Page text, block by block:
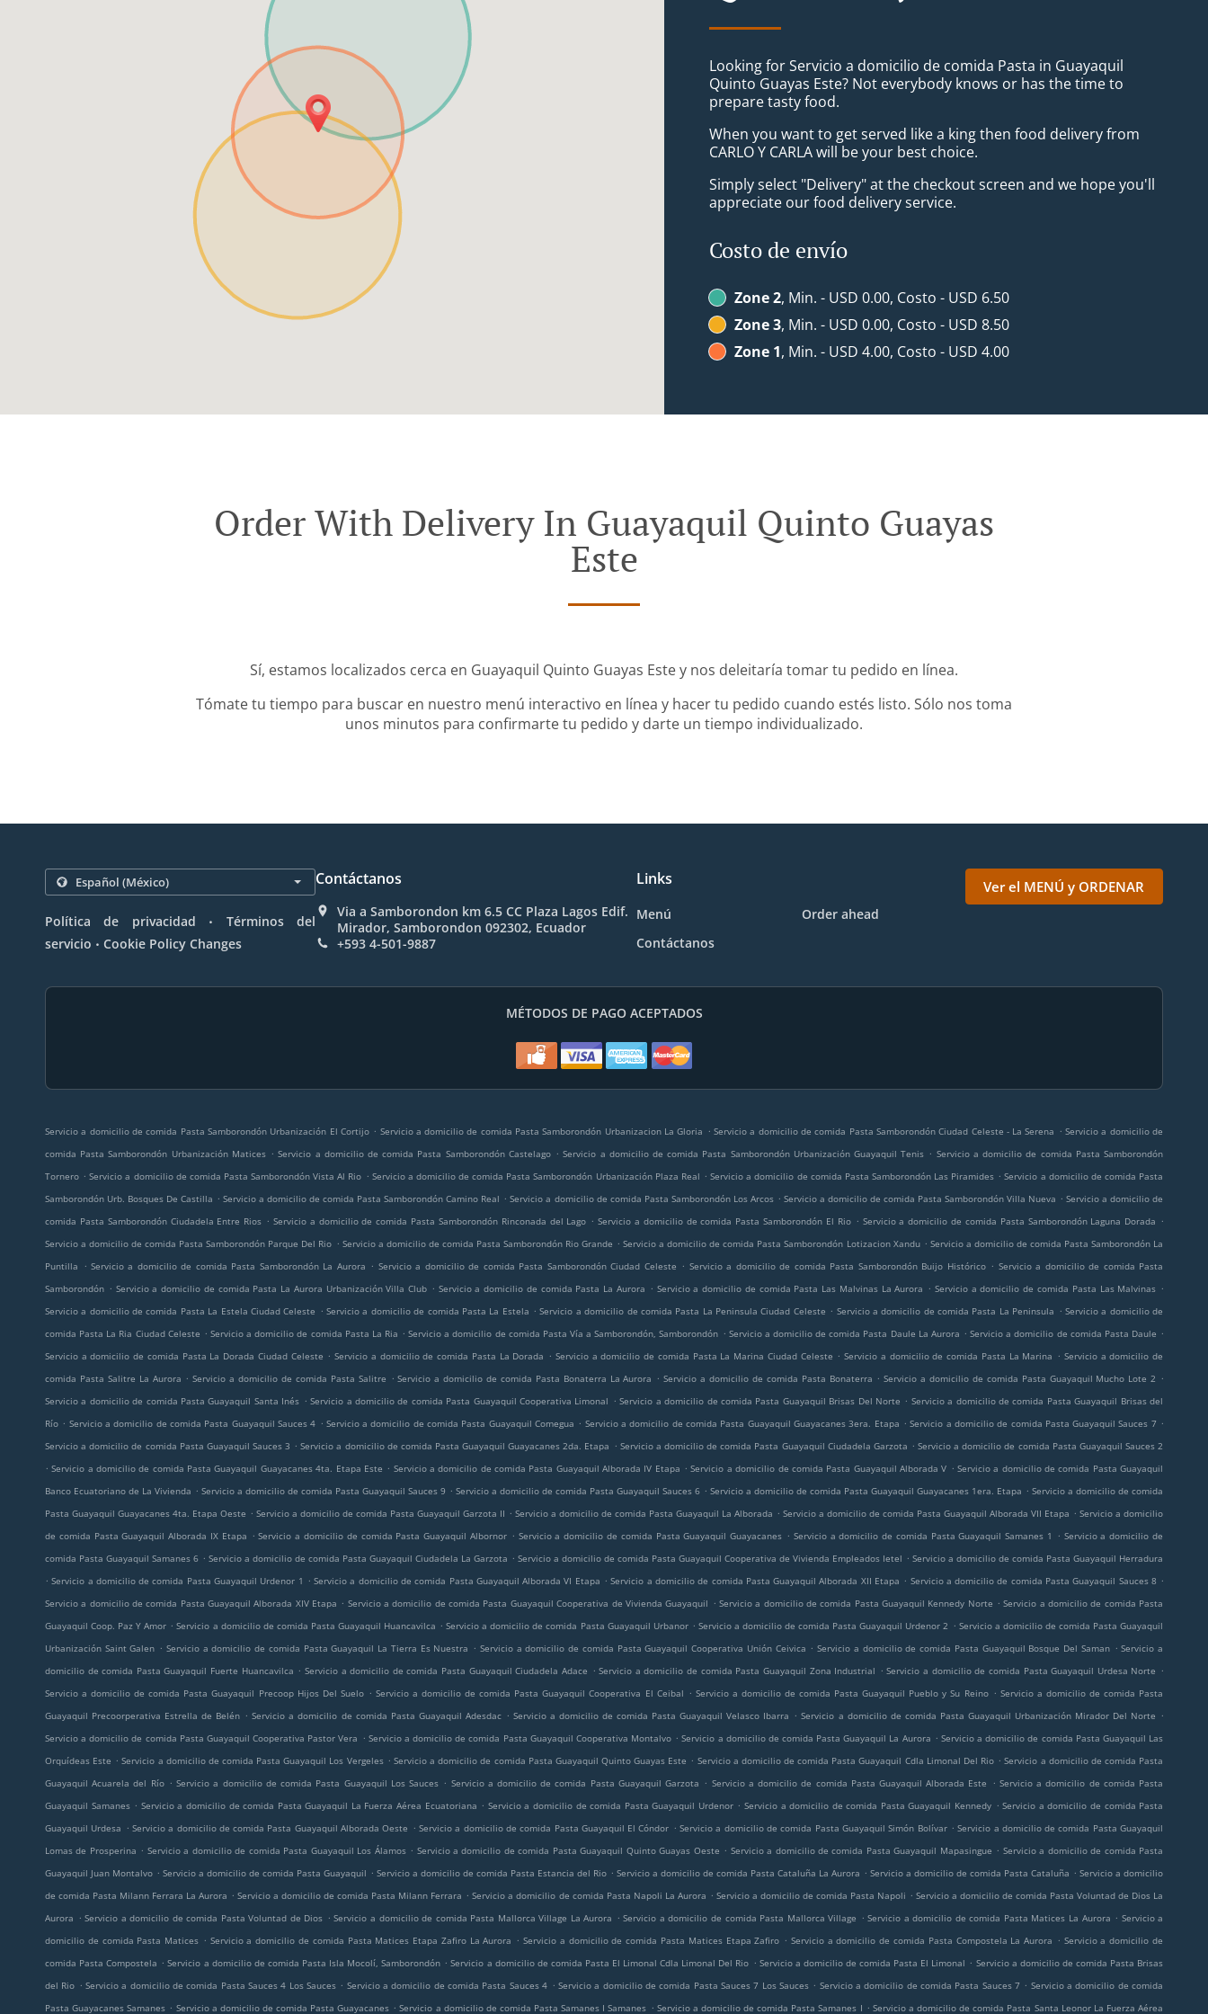
Looking for Servicio a domicilio de comida Pasta in Guayaquil
Quinto Guayas Este? Not everybody knows or has the time to
prepare tasty food.
When you want to get served like a king then food delivery from
CARLO Y CARLA will be your best choice.
Simply select "Delivery" at the checkout screen and we hope you'll
appreciate our food delivery service.
Costo de envío
Zone 2, Min. - USD 0.00, Costo - USD 6.50
Zone 3, Min. - USD 0.00, Costo - USD 8.50
Zone 1, Min. - USD 4.00, Costo - USD 4.00
Order With Delivery In Guayaquil Quinto Guayas
Este
Sí, estamos localizados cerca en Guayaquil Quinto Guayas Este y nos deleitaría tomar tu pedido en línea.
Tómate tu tiempo para buscar en nuestro menú interactivo en línea y hacer tu pedido cuando estés listo. Sólo nos toma
unos minutos para confirmarte tu pedido y darte un tiempo individualizado.
Política de privacidad .
Términos del
servicio . Cookie Policy Changes
Contáctanos
Via a Samborondon km 6.5 CC Plaza Lagos Edif.
Mirador, Samborondon 092302, Ecuador
+593 4-501-9887
Links
Menú
Order ahead
Contáctanos
Ver el MENÚ y ORDENAR
MÉTODOS DE PAGO ACEPTADOS
Servicio a domicilio de comida Pasta Samborondón Urbanización El Cortijo . Servicio a domicilio de comida Pasta Samborondón Urbanizacion La Gloria . Servicio a domicilio de comida Pasta Samborondón Ciudad Celeste - La Serena . Servicio a domicilio de
comida Pasta Samborondón Urbanización Matices . Servicio a domicilio de comida Pasta Samborondón Castelago . Servicio a domicilio de comida Pasta Samborondón Urbanización Guayaquil Tenis . Servicio a domicilio de comida Pasta Samborondón
Tornero . Servicio a domicilio de comida Pasta Samborondón Vista Al Rio . Servicio a domicilio de comida Pasta Samborondón Urbanización Plaza Real . Servicio a domicilio de comida Pasta Samborondón Las Piramides . Servicio a domicilio de comida Pasta
Samborondón Urb. Bosques De Castilla . Servicio a domicilio de comida Pasta Samborondón Camino Real . Servicio a domicilio de comida Pasta Samborondón Los Arcos . Servicio a domicilio de comida Pasta Samborondón Villa Nueva . Servicio a domicilio de
comida Pasta Samborondón Ciudadela Entre Rios . Servicio a domicilio de comida Pasta Samborondón Rinconada del Lago . Servicio a domicilio de comida Pasta Samborondón El Rio . Servicio a domicilio de comida Pasta Samborondón Laguna Dorada .
Servicio a domicilio de comida Pasta Samborondón Parque Del Rio . Servicio a domicilio de comida Pasta Samborondón Rio Grande . Servicio a domicilio de comida Pasta Samborondón Lotizacion Xandu . Servicio a domicilio de comida Pasta Samborondón La
Puntilla
. Servicio a domicilio de comida Pasta Samborondón La Aurora . Servicio a domicilio de comida Pasta Samborondón Ciudad Celeste . Servicio a domicilio de comida Pasta Samborondón Buijo Histórico . Servicio a domicilio de comida Pasta
Samborondón . Servicio a domicilio de comida Pasta La Aurora Urbanización Villa Club . Servicio a domicilio de comida Pasta La Aurora . Servicio a domicilio de comida Pasta Las Malvinas La Aurora . Servicio a domicilio de comida Pasta Las Malvinas .
Servicio a domicilio de comida Pasta La Estela Ciudad Celeste . Servicio a domicilio de comida Pasta La Estela . Servicio a domicilio de comida Pasta La Peninsula Ciudad Celeste . Servicio a domicilio de comida Pasta La Peninsula . Servicio a domicilio de
comida Pasta La Ria Ciudad Celeste . Servicio a domicilio de comida Pasta La Ria . Servicio a domicilio de comida Pasta Vía a Samborondón, Samborondón . Servicio a domicilio de comida Pasta Daule La Aurora . Servicio a domicilio de comida Pasta Daule .
Servicio a domicilio de comida Pasta La Dorada Ciudad Celeste . Servicio a domicilio de comida Pasta La Dorada . Servicio a domicilio de comida Pasta La Marina Ciudad Celeste . Servicio a domicilio de comida Pasta La Marina . Servicio a domicilio de
comida Pasta Salitre La Aurora . Servicio a domicilio de comida Pasta Salitre . Servicio a domicilio de comida Pasta Bonaterra La Aurora . Servicio a domicilio de comida Pasta Bonaterra . Servicio a domicilio de comida Pasta Guayaquil Mucho Lote 2 .
Servicio a domicilio de comida Pasta Guayaquil Santa Inés . Servicio a domicilio de comida Pasta Guayaquil Cooperativa Limonal . Servicio a domicilio de comida Pasta Guayaquil Brisas Del Norte . Servicio a domicilio de comida Pasta Guayaquil Brisas del
Río . Servicio a domicilio de comida Pasta Guayaquil Sauces 4 . Servicio a domicilio de comida Pasta Guayaquil Comegua . Servicio a domicilio de comida Pasta Guayaquil Guayacanes 3era. Etapa . Servicio a domicilio de comida Pasta Guayaquil Sauces 7 .
Servicio a domicilio de comida Pasta Guayaquil Sauces 3 . Servicio a domicilio de comida Pasta Guayaquil Guayacanes 2da. Etapa . Servicio a domicilio de comida Pasta Guayaquil Ciudadela Garzota . Servicio a domicilio de comida Pasta Guayaquil Sauces 2
. Servicio a domicilio de comida Pasta Guayaquil Guayacanes 4ta. Etapa Este . Servicio a domicilio de comida Pasta Guayaquil Alborada IV Etapa . Servicio a domicilio de comida Pasta Guayaquil Alborada V . Servicio a domicilio de comida Pasta Guayaquil
Banco Ecuatoriano de La Vivienda . Servicio a domicilio de comida Pasta Guayaquil Sauces 9 . Servicio a domicilio de comida Pasta Guayaquil Sauces 6 . Servicio a domicilio de comida Pasta Guayaquil Guayacanes 1era. Etapa . Servicio a domicilio de comida
Pasta Guayaquil Guayacanes 4ta. Etapa Oeste . Servicio a domicilio de comida Pasta Guayaquil Garzota II . Servicio a domicilio de comida Pasta Guayaquil La Alborada . Servicio a domicilio de comida Pasta Guayaquil Alborada VII Etapa . Servicio a domicilio
de comida Pasta Guayaquil Alborada IX Etapa . Servicio a domicilio de comida Pasta Guayaquil Albornor . Servicio a domicilio de comida Pasta Guayaquil Guayacanes . Servicio a domicilio de comida Pasta Guayaquil Samanes 1 . Servicio a domicilio de
comida Pasta Guayaquil Samanes 6 . Servicio a domicilio de comida Pasta Guayaquil Ciudadela La Garzota . Servicio a domicilio de comida Pasta Guayaquil Cooperativa de Vivienda Empleados Ietel . Servicio a domicilio de comida Pasta Guayaquil Herradura
. Servicio a domicilio de comida Pasta Guayaquil Urdenor 1 . Servicio a domicilio de comida Pasta Guayaquil Alborada VI Etapa . Servicio a domicilio de comida Pasta Guayaquil Alborada XII Etapa . Servicio a domicilio de comida Pasta Guayaquil Sauces 8 .
Servicio a domicilio de comida Pasta Guayaquil Alborada XIV Etapa . Servicio a domicilio de comida Pasta Guayaquil Cooperativa de Vivienda Guayaquil . Servicio a domicilio de comida Pasta Guayaquil Kennedy Norte . Servicio a domicilio de comida Pasta
Guayaquil Coop. Paz Y Amor . Servicio a domicilio de comida Pasta Guayaquil Huancavilca . Servicio a domicilio de comida Pasta Guayaquil Urbanor . Servicio a domicilio de comida Pasta Guayaquil Urdenor 2 . Servicio a domicilio de comida Pasta Guayaquil
Urbanización Saint Galen . Servicio a domicilio de comida Pasta Guayaquil La Tierra Es Nuestra . Servicio a domicilio de comida Pasta Guayaquil Cooperativa Unión Ceivica . Servicio a domicilio de comida Pasta Guayaquil Bosque Del Saman . Servicio a
domicilio de comida Pasta Guayaquil Fuerte Huancavilca . Servicio a domicilio de comida Pasta Guayaquil Ciudadela Adace . Servicio a domicilio de comida Pasta Guayaquil Zona Industrial . Servicio a domicilio de comida Pasta Guayaquil Urdesa Norte .
Servicio a domicilio de comida Pasta Guayaquil Precoop Hijos Del Suelo . Servicio a domicilio de comida Pasta Guayaquil Cooperativa El Ceibal . Servicio a domicilio de comida Pasta Guayaquil Pueblo y Su Reino . Servicio a domicilio de comida Pasta
Guayaquil Precoorperativa Estrella de Belén . Servicio a domicilio de comida Pasta Guayaquil Adesdac . Servicio a domicilio de comida Pasta Guayaquil Velasco Ibarra . Servicio a domicilio de comida Pasta Guayaquil Urbanización Mirador Del Norte .
Servicio a domicilio de comida Pasta Guayaquil Cooperativa Pastor Vera . Servicio a domicilio de comida Pasta Guayaquil Cooperativa Montalvo . Servicio a domicilio de comida Pasta Guayaquil La Aurora . Servicio a domicilio de comida Pasta Guayaquil Las
Orquídeas Este . Servicio a domicilio de comida Pasta Guayaquil Los Vergeles . Servicio a domicilio de comida Pasta Guayaquil Quinto Guayas Este . Servicio a domicilio de comida Pasta Guayaquil Cdla Limonal Del Rio . Servicio a domicilio de comida Pasta
Guayaquil Acuarela del Río . Servicio a domicilio de comida Pasta Guayaquil Los Sauces . Servicio a domicilio de comida Pasta Guayaquil Garzota . Servicio a domicilio de comida Pasta Guayaquil Alborada Este . Servicio a domicilio de comida Pasta
Guayaquil Samanes . Servicio a domicilio de comida Pasta Guayaquil La Fuerza Aérea Ecuatoriana . Servicio a domicilio de comida Pasta Guayaquil Urdenor . Servicio a domicilio de comida Pasta Guayaquil Kennedy . Servicio a domicilio de comida Pasta
Guayaquil Urdesa . Servicio a domicilio de comida Pasta Guayaquil Alborada Oeste . Servicio a domicilio de comida Pasta Guayaquil El Cóndor . Servicio a domicilio de comida Pasta Guayaquil Simón Bolívar . Servicio a domicilio de comida Pasta Guayaquil
Lomas de Prosperina . Servicio a domicilio de comida Pasta Guayaquil Los Álamos . Servicio a domicilio de comida Pasta Guayaquil Quinto Guayas Oeste . Servicio a domicilio de comida Pasta Guayaquil Mapasingue . Servicio a domicilio de comida Pasta
Guayaquil Juan Montalvo . Servicio a domicilio de comida Pasta Guayaquil . Servicio a domicilio de comida Pasta Estancia del Rio . Servicio a domicilio de comida Pasta Cataluña La Aurora . Servicio a domicilio de comida Pasta Cataluña . Servicio a domicilio
de comida Pasta Milann Ferrara La Aurora . Servicio a domicilio de comida Pasta Milann Ferrara . Servicio a domicilio de comida Pasta Napoli La Aurora . Servicio a domicilio de comida Pasta Napoli . Servicio a domicilio de comida Pasta Voluntad de Dios La
Aurora . Servicio a domicilio de comida Pasta Voluntad de Dios . Servicio a domicilio de comida Pasta Mallorca Village La Aurora . Servicio a domicilio de comida Pasta Mallorca Village . Servicio a domicilio de comida Pasta Matices La Aurora . Servicio a
domicilio de comida Pasta Matices . Servicio a domicilio de comida Pasta Matices Etapa Zafiro La Aurora . Servicio a domicilio de comida Pasta Matices Etapa Zafiro . Servicio a domicilio de comida Pasta Compostela La Aurora . Servicio a domicilio de
comida Pasta Compostela . Servicio a domicilio de comida Pasta Isla Mocolí, Samborondón . Servicio a domicilio de comida Pasta El Limonal Cdla Limonal Del Rio . Servicio a domicilio de comida Pasta El Limonal . Servicio a domicilio de comida Pasta Brisas
del Rio . Servicio a domicilio de comida Pasta Sauces 4 Los Sauces . Servicio a domicilio de comida Pasta Sauces 4 . Servicio a domicilio de comida Pasta Sauces 7 Los Sauces . Servicio a domicilio de comida Pasta Sauces 7 . Servicio a domicilio de comida
Pasta Guayacanes Samanes . Servicio a domicilio de comida Pasta Guayacanes . Servicio a domicilio de comida Pasta Samanes I Samanes . Servicio a domicilio de comida Pasta Samanes I . Servicio a domicilio de comida Pasta Santa Leonor La Fuerza Aérea